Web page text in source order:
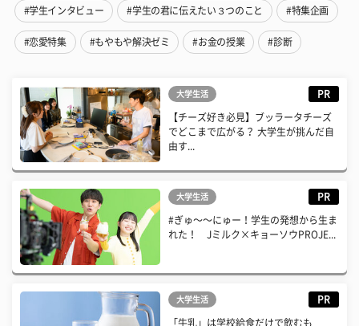
#学生インタビュー #学生の君に伝えたい３つのこと #特集企画
#恋愛特集 #もやもや解決ゼミ #お金の授業 #診断
大学生活 PR
【チーズ好き必見】ブッラータチーズ
でどこまで広がる？ 大学生が挑んだ自
由す...
大学生活 PR
#ぎゅ〜〜にゅー！学生の発想から生ま
れた！ Jミルク×キョーソウPROJE...
大学生活 PR
「牛乳」は学校給食だけで飲むも